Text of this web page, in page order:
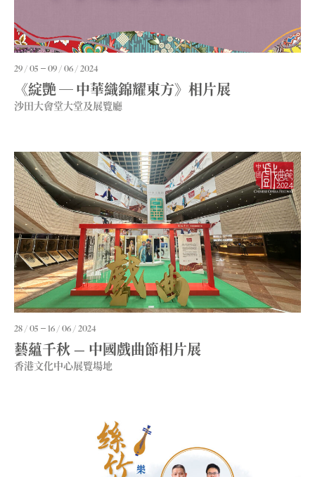
29 / 05 09 / 06 / 2024
《綻艷 ─ 中華織錦耀東方》相片展
沙田大會堂大堂及展覽廳
28 / 05 16 / 06 / 2024
藝蘊千秋 — 中國戲曲節相片展
香港文化中心展覽場地